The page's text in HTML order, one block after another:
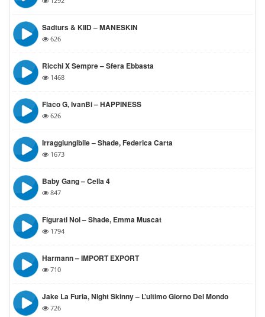
Sadturs & KIID – MANESKIN
626
Ricchi X Sempre – Sfera Ebbasta
1468
Flaco G, IvanBi – HAPPINESS
626
Irraggiungibile – Shade, Federica Carta
1673
Baby Gang – Cella 4
847
Figurati Noi – Shade, Emma Muscat
1794
Harmann – IMPORT EXPORT
710
Jake La Furia, Night Skinny – L’ultimo Giorno Del Mondo
726